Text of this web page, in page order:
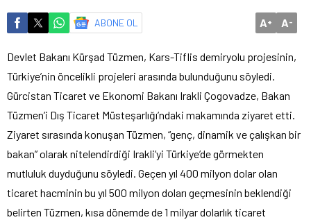
ABONE OL A+ A-
Devlet Bakanı Kürşad Tüzmen, Kars-Tiflis demiryolu projesinin,
Türkiye’nin öncelikli projeleri arasında bulunduğunu söyledi.
Gürcistan Ticaret ve Ekonomi Bakanı Irakli Çogovadze, Bakan
Tüzmen’i Dış Ticaret Müsteşarlığı’ndaki makamında ziyaret etti.
Ziyaret sırasında konuşan Tüzmen, “genç, dinamik ve çalışkan bir
bakan” olarak nitelendirdiği Irakli’yi Türkiye’de görmekten
mutluluk duyduğunu söyledi. Geçen yıl 400 milyon dolar olan
ticaret hacminin bu yıl 500 milyon doları geçmesinin beklendiği
belirten Tüzmen, kısa dönemde de 1 milyar dolarlık ticaret